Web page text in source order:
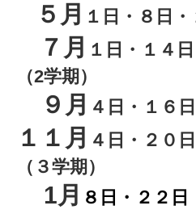
５ 月 １日・
７ 月 １日・１
（2学期）
９月 ４日
１ １月 ４日 ・２０
（３学期）
1月 ８日 ・２２